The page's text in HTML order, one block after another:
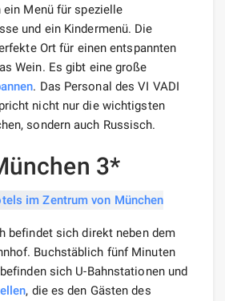
ein Menü für spezielle
und ein Kindermenü. Die
Ort für einen entspannten
Wein. Es gibt eine große
. Das Personal des VI VADI
nicht nur die wichtigsten
sondern auch Russisch.
3*
befindet sich direkt neben dem
Buchstäblich fünf Minuten
sich U-Bahnstationen und
, die es den Gästen des